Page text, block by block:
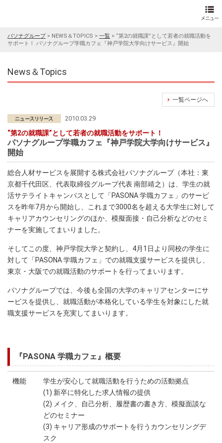
パソナグループ> NEWS＆TOPICS > 一覧 > “第2の就職課”として若者の就職活動を
サポート！ パソナグループ学職カフェ『神戸学院大学向けサービス』開始
News＆Topics
一覧ページへ
2010.03.29
“第2の就職課”として若者の就職活動をサポート！
パソナグループ学職カフェ『神戸学院大学向けサービス』
開始
総合人材サービスを展開する株式会社パソナグループ（本社：東
京都千代田区、代表取締役グループ代表 南部靖之）は、学生の就
活サテライトキャンパスとして「PASONA 学職カフェ」のサービ
スを昨年7月から開始し、これまで3000名を超える大学生に対して
キャリアカウンセリングのほか、模擬面接・自己分析などのセミ
ナーを実施してまいりました。
そしてこの度、神戸学院大学と契約し、4月1日より同校の学生に
対して「PASONA 学職カフェ」での就職支援サービスを提供し、
東京・大阪での就職活動のサポートを行ってまいります。
パソナグループでは、今後も全国の大学のキャリアセンターにサ
ービスを提供し、就職活動が本格化している学生を対象にした就
職支援サービスを充実してまいります。
『PASONA 学職カフェ』概要
機能
学生が安心して就職活動を行うための活動拠点
(1) 新卒に特化した求人情報の提供
(2) メイク、自己分析、履歴書の書き方、模擬面談な
どのセミナー
(3) キャリア形成のサポートを行うカウンセリングデ
スク